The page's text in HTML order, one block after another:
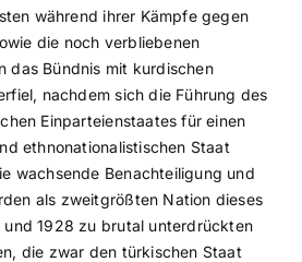
während ihrer Kämpfe gegen
die noch verbliebenen
das Bündnis mit kurdischen
nachdem sich die Führung des
Einparteienstaates für einen
ethnonationalistischen Staat
wachsende Benachteiligung und
als zweitgrößten Nation dieses
und 1928 zu brutal unterdrückten
die zwar den türkischen Staat